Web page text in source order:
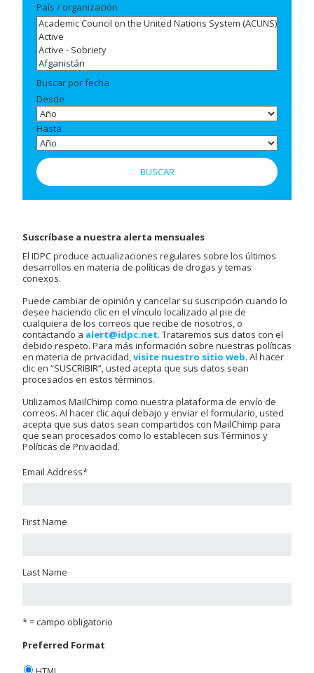
País / organización
Buscar por fecha
Desde
Hasta
Suscríbase a nuestra alerta mensuales
El IDPC produce actualizaciones regulares sobre los últimos
desarrollos en materia de políticas de drogas y temas
conexos.
Puede cambiar de opinión y cancelar su suscripción cuando lo
desee haciendo clic en el vínculo localizado al pie de
cualquiera de los correos que recibe de nosotros, o
contactando a alert@idpc.net. Trataremos sus datos con el
debido respeto. Para más información sobre nuestras políticas
en materia de privacidad,visite nuestro sitio web. Al hacer
clic en “SUSCRIBIR”, usted acepta que sus datos sean
procesados en estos términos.
Utilizamos MailChimp como nuestra plataforma de envío de
correos. Al hacer clic aquí debajo y enviar el formulario, usted
acepta que sus datos sean compartidos con MailChimp para
que sean procesados como lo establecen sus Términos y
Políticas de Privacidad.
Email Address*
First Name
Last Name
* = campo obligatorio
Preferred Format